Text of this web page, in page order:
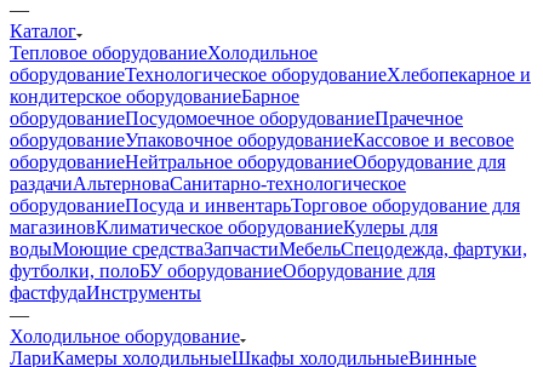
—
Каталог
Тепловое оборудованиеХолодильное
оборудованиеТехнологическое оборудованиеХлебопекарное и
кондитерское оборудованиеБарное
оборудованиеПосудомоечное оборудованиеПрачечное
оборудованиеУпаковочное оборудованиеКассовое и весовое
оборудованиеНейтральное оборудованиеОборудование для
раздачиАльтерноваСанитарно-технологическое
оборудованиеПосуда и инвентарьТорговое оборудование для
магазиновКлиматическое оборудованиеКулеры для
водыМоющие средстваЗапчастиМебельСпецодежда, фартуки,
футболки, полоБУ оборудованиеОборудование для
фастфудаИнструменты
—
Холодильное оборудование
ЛариКамеры холодильныеШкафы холодильныеВинные